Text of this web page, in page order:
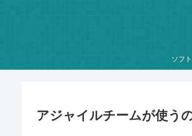
ソフ
アジャイルチームが使う